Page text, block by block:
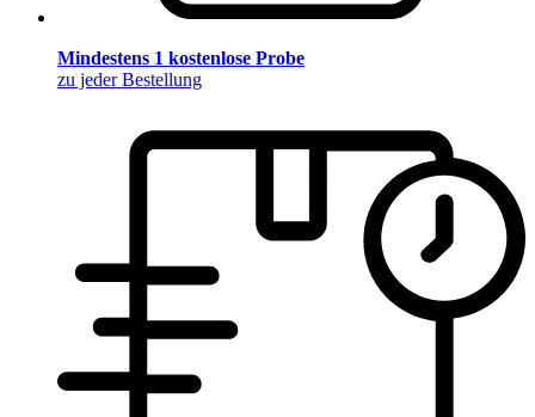
Mindestens 1 kostenlose Probe
zu jeder Bestellung